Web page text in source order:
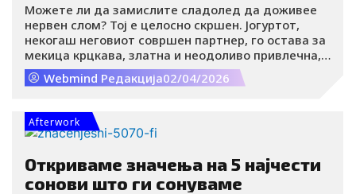
Можете ли да замислите сладолед да доживее
нервен слом? Тој е целосно скршен. Јогуртот,
некогаш неговиот совршен партнер, го остава за
мекица крцкава, златна и неодоливо привлечна,
со многу повеќе самодоверба.
Webmind Редакција02/04/2026
Afterwork
Откриваме значења на 5 најчести
сонови што ги сонуваме